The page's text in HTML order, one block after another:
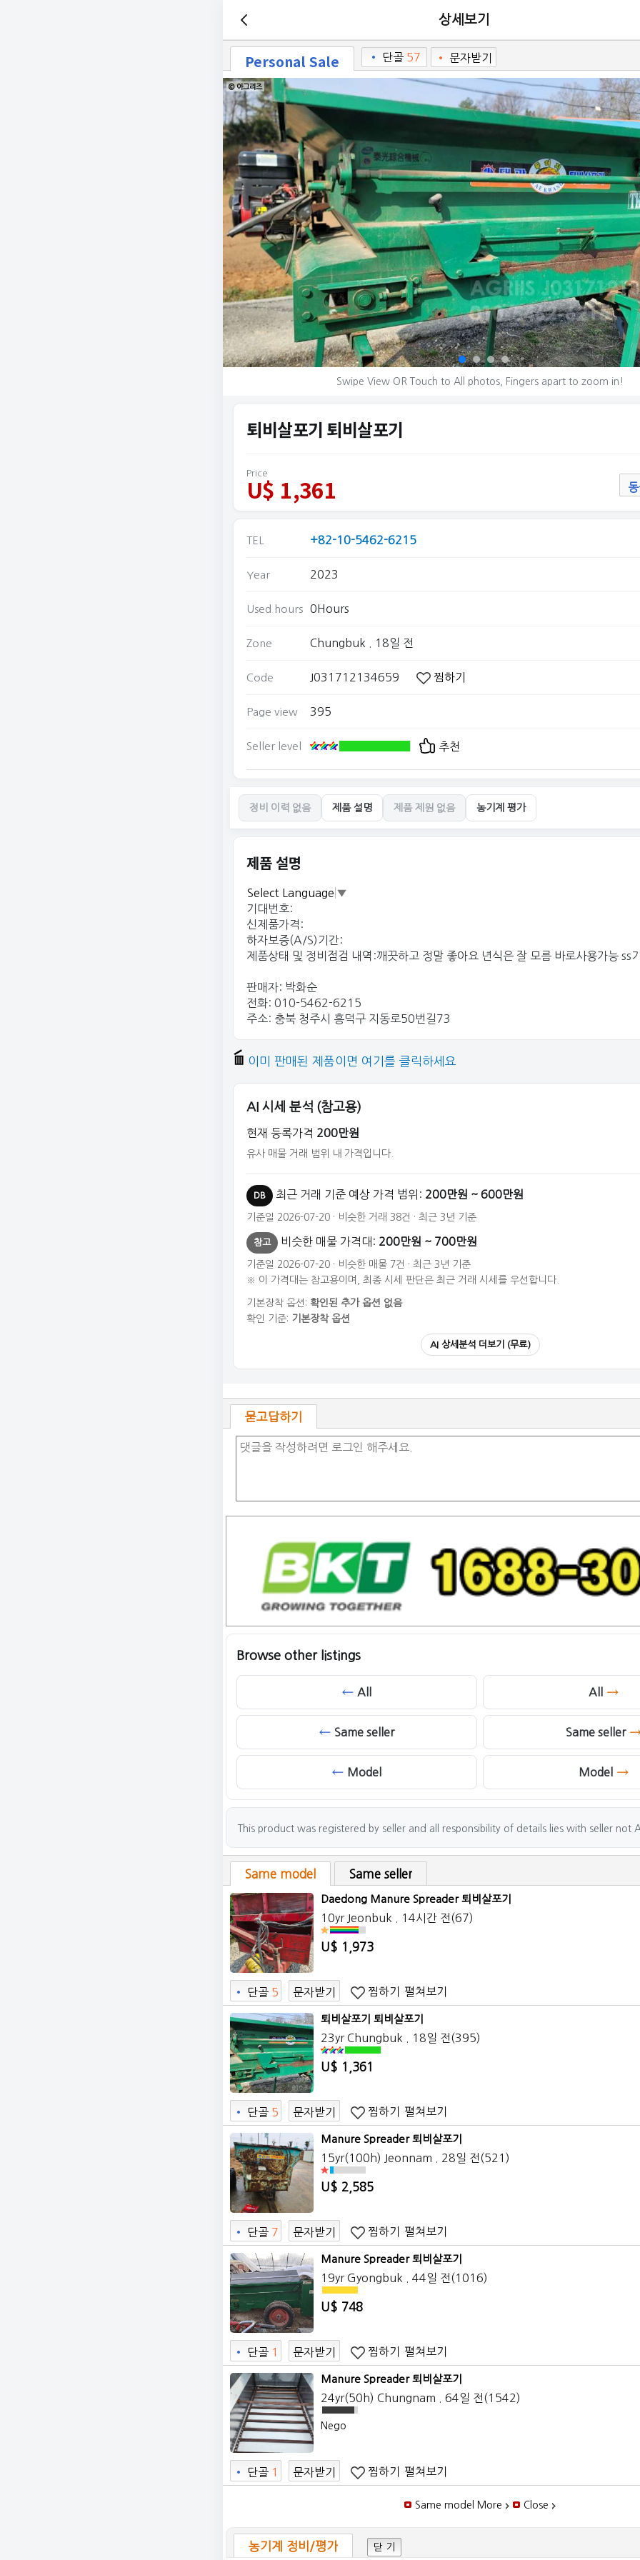
상세보기
Personal Sale • 단골 57 • 문자받기
© 아그리즈
Swipe View OR Touch to All photos, Fingers apart to zoom in!
퇴비살포기 퇴비살포기
Price
U$ 1,361
TEL +82-10-5462-6215
Year 2023
Used hours 0Hours
Zone Chungbuk . 18일 전
Code J031712134659 찜하기
Page view 395
Seller level 추천
정비 이력 없음 제품 설명 제품 제원 없음 농기계 평가
제품 설명
Select Language ▼
기대번호:
신제품가격:
하자보증(A/S)기간:
제품상태 및 정비점검 내역:깨끗하고 정말 좋아요 년식은 잘 모름 바로사용가능 ss
판매자: 박화순
전화: 010-5462-6215
주소: 충북 청주시 흥덕구 지동로50번길73
이미 판매된 제품이면 여기를 클릭하세요
AI 시세 분석 (참고용)
현재 등록가격 200만원
유사 매물 거래 범위 내 가격입니다.
DB 최근 거래 기준 예상 가격 범위: 200만원 ~ 600만원
기준일 2026-07-20 · 비슷한 거래 38건 · 최근 3년 기준
참고 비슷한 매물 가격대: 200만원 ~ 700만원
기준일 2026-07-20 · 비슷한 매물 7건 · 최근 3년 기준
※ 이 가격대는 참고용이며, 최종 시세 판단은 최근 거래 시세를 우선합니다.
기본장착 옵션: 확인된 추가 옵션 없음
확인 기준: 기본장착 옵션
AI 상세분석 더보기 (무료)
묻고답하기
Browse other listings
All
Same seller
Model
All
Same seller
Model
This product was registered by seller and all responsibility of details lies with seller not
Same model Same seller
Daedong Manure Spreader 퇴비살포기
10yr Jeonbuk . 14시간 전(67)
U$ 1,973
• 단골 5 문자받기 찜하기 펼쳐보기
퇴비살포기 퇴비살포기
23yr Chungbuk . 18일 전(395)
U$ 1,361
• 단골 5
7
문자받기 찜하기 펼쳐보기
Manure Spreader 퇴비살포기
15yr(100h) Jeonnam . 28일 전(521)
U$ 2,585
• 단골 7
8
문자받기 찜하기 펼쳐보기
Manure Spreader 퇴비살포기
19yr Gyongbuk . 44일 전(1016)
U$ 748
• 단골 1 문자받기 찜하기 펼쳐보기
Manure Spreader 퇴비살포기
24yr(50h) Chungnam . 64일 전(1542)
Nego
• 단골 1
0
문자받기 찜하기 펼쳐보기
Same model More Close
농기계 정비/평가 닫 기